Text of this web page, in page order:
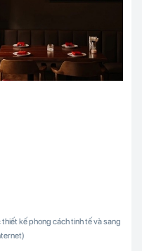
kế phong cách tinh tế và sang